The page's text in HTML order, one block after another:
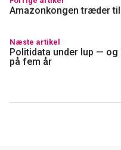
Amazonkongen træder
Næste artikel
Politidata under lup —
på fem år